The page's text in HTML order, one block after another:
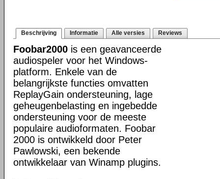
Beschrijving Informatie Alle versies Reviews
Foobar2000 is een geavanceerde
audiospeler voor het Windows-
platform. Enkele van de
belangrijkste functies omvatten
ReplayGain ondersteuning, lage
geheugenbelasting en ingebedde
ondersteuning voor de meeste
populaire audioformaten. Foobar
2000 is ontwikkeld door Peter
Pawlowski, een bekende
ontwikkelaar van Winamp plugins.